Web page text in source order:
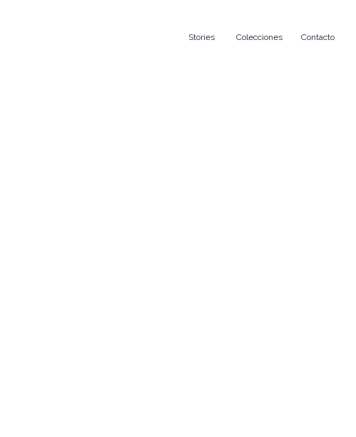
Stories Colecciones Contacto